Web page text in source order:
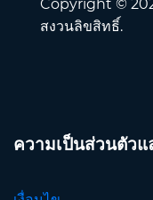
Copyright ©
สงวนลิขสิทธิ์.
ความเป็นส่วนตัว